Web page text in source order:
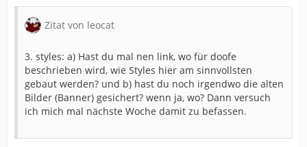
Zitat von leocat
3. styles: a) Hast du mal nen link, wo für doofe
beschrieben wird, wie Styles hier am sinnvollsten
gebaut werden? und b) hast du noch irgendwo die alten
Bilder (Banner) gesichert? wenn ja, wo? Dann versuch
ich mich mal nächste Woche damit zu befassen.